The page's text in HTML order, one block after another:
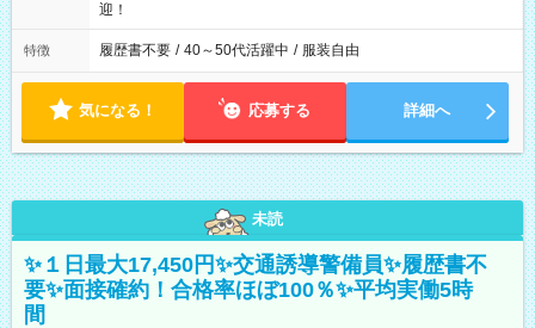
迎！
特徴 履歴書不要 / 40～50代活躍中 / 服装自由
気になる！ 応募する 詳細へ
未読
✨１日最大17,450円✨交通誘導警備員✨履歴書不
要✨面接確約！合格率ほぼ100％✨平均実働5時
間